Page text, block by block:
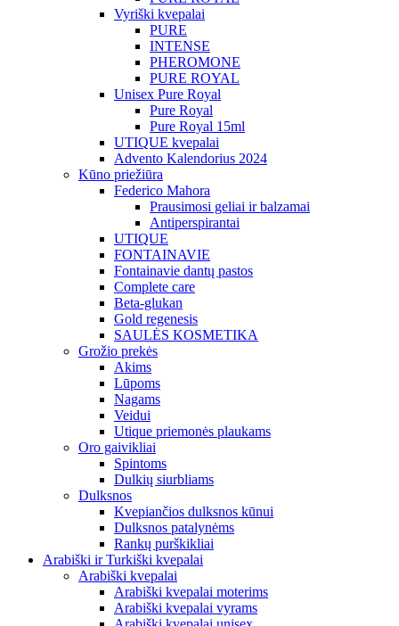
Vyriški kvepalai
PURE
INTENSE
PHEROMONE
PURE ROYAL
Unisex Pure Royal
Pure Royal
Pure Royal 15ml
UTIQUE kvepalai
Advento Kalendorius 2024
Kūno priežiūra
Federico Mahora
Prausimosi geliai ir balzamai
Antiperspirantai
UTIQUE
FONTAINAVIE
Fontainavie dantų pastos
Complete care
Beta-glukan
Gold regenesis
SAULĖS KOSMETIKA
Grožio prekės
Akims
Lūpoms
Nagams
Veidui
Utique priemonės plaukams
Oro gaivikliai
Spintoms
Dulkių siurbliams
Dulksnos
Kvepiančios dulksnos kūnui
Dulksnos patalynėms
Rankų purškikliai
Arabiški ir Turkiški kvepalai
Arabiški kvepalai
Arabiški kvepalai moterims
Arabiški kvepalai vyrams